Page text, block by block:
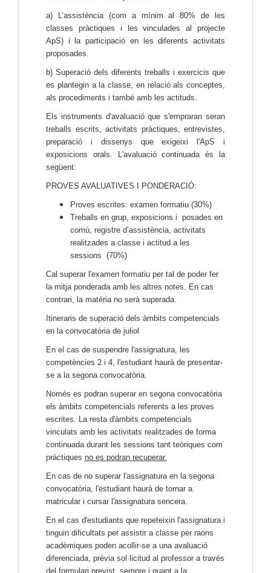
a) L’assistència (com a mínim al 80% de les
classes pràctiques i les vinculades al projecte
ApS) i la participació en les diferents activitats
proposades.
b) Superació dels diferents treballs i exercicis que
es plantegin a la classe, en relació als conceptes,
als procediments i també amb les actituds.
Els instruments d'avaluació que s'empraran seran
treballs escrits, activitats pràctiques, entrevistes,
preparació i dissenys que exigeixi l'ApS i
exposicions orals.
L'avaluació continuada és la
següent:
PROVES AVALUATIVES I PONDERACIÓ:
Proves escrites: examen formatiu (30%)
Treballs en grup, exposicions i posades en
comú, registre d’assistència, activitats
realitzades a classe i actitud a les
sessions (70%)
Cal superar l'examen formatiu per tal de poder fer
la mitja ponderada amb les altres notes. En cas
contrari, la matèria no serà superada.
Itineraris de superació dels àmbits competencials
en la convocatòria de juliol
En el cas de suspendre l'assignatura, les
competències 2 i 4, l'estudiant haurà de presentar-
se a la segona convocatòria.
Només es podran superar en segona convocatòria
els àmbits competencials referents a les proves
escrites. La resta d'àmbits competencials
vinculats amb les activitats realitzades de forma
continuada durant les sessions tant teòriques com
pràctiques no es podran recuperar.
En cas de no superar l'assignatura en la segona
convocatòria, l'estudiant haurà de tornar a
matricular i cursar l'assignatura sencera.
En el cas d'estudiants que repeteixin l'assignatura i
tinguin dificultats per assistir a classe per raons
acadèmiques poden acollir-se a una avaluació
diferenciada, prèvia sol·licitud al professor a través
del formulari previst, sempre i quant a la